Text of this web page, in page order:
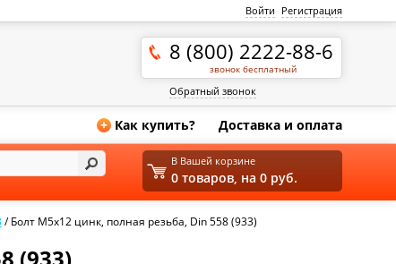
Войти Регистрация
8 (800) 2222-88-6
звонок бесплатный
Обратный звонок
+ Как купить? Доставка и оплата
/Болт М5х12 цинк, полная резьба, Din 558 (933)
В Вашей корзине
0 товаров, на 0 руб.